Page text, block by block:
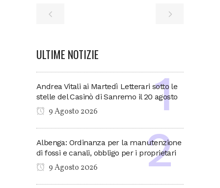
ULTIME NOTIZIE
Andrea Vitali ai Martedì Letterari sotto le
stelle del Casinò di Sanremo il 20 agosto
9 Agosto 2026
Albenga: Ordinanza per la manutenzione
di fossi e canali, obbligo per i proprietari
9 Agosto 2026